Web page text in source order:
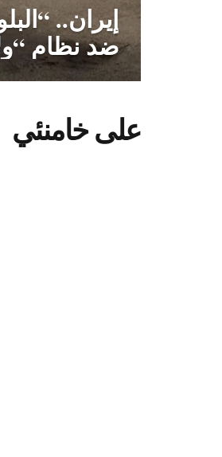
إيران..
ضد نظام
على خامنئي